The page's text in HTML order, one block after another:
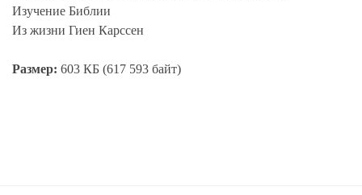
Изучение Библии
Из жизни Гиен Карссен
Размер: 603 КБ (617 593 байт)